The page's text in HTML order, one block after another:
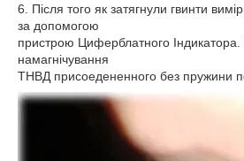
6. Після того як затягнули гвинти
за допомогою
пристрою Циферблатного
намагнічування
ТНВД присоедененного без пружини